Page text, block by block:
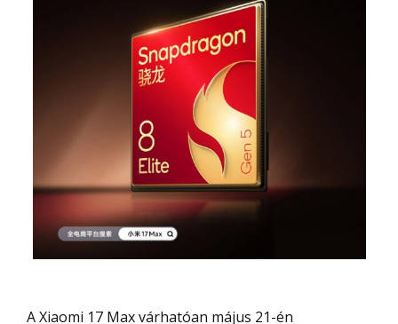
A Xiaomi 17 Max várhatóan május 21-én